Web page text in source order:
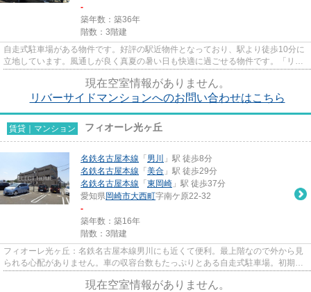
-
築年数：築36年
階数：3階建
自走式駐車場がある物件です。好評の駅近物件となっており、駅より徒歩10分に
立地しています。風通しが良く真夏の暑い日も快適に過ごせる物件です。「リバ
現在空室情報がありません。
リバーサイドマンションへのお問い合わせはこちら
賃貸｜マンション フィオーレ光ヶ丘
名鉄名古屋本線 「 男川
」駅 徒歩8分
名鉄名古屋本線 「 美合 」駅 徒歩29分
名鉄名古屋本線 「 東岡崎 」駅 徒歩37分
愛知県岡崎市大西町字南ケ原22-32
-
築年数：築16年
階数：3階建
フィオーレ光ヶ丘：名鉄名古屋本線男川にも近くて便利。最上階なので外から見
られる心配がありません。車の収容台数もたっぷりとある自走式駐車場。初期費
現在空室情報がありません。